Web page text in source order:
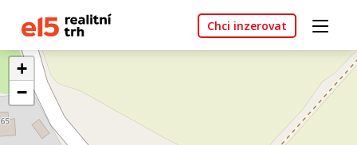
Chci inzerovat
+
−